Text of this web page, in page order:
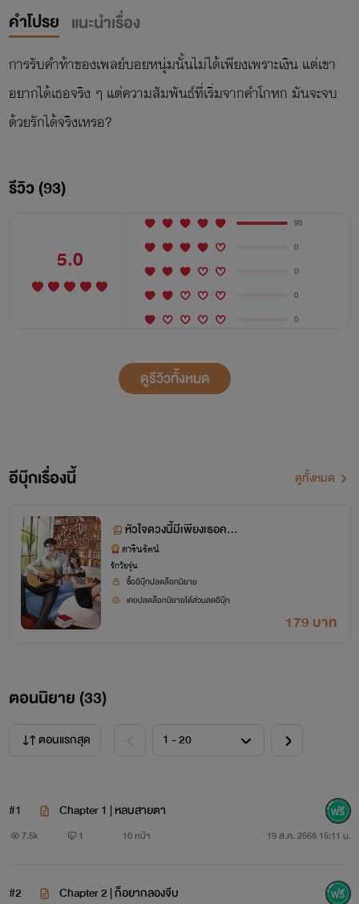
คำโปรย แนะนำเรื่อง
การรับคำท้าของเพลย์บอยหนุ่มนั้นไม่ได้เพียงเพราะเงิน แต่เขา
อยากได้เธอจริง ๆ แต่ความสัมพันธ์ที่เริ่มจากคำโกหก มันจะจบ
ด้วยรักได้จริงเหรอ?
รีวิว (93)
5.0
93
0
0
0
0
ดูรีวิวทั้งหมด
อีบุ๊กเรื่องนี้ ดูทั้งหมด
หัวใจดวงนี้มีเพียงเธอคนเ
ดียว #7Days (Fri.)
ดารินรัตน์
รักวัยรุ่น
ซื้ออีบุ๊กปลดล็อกนิยาย
เคยปลดล็อกนิยายได้ส่วนลดอีบุ๊ก
179 บาท
ตอนนิยาย (33)
ตอนแรกสุด
#1 Chapter 1 | หลบสายตา
7.5k 1 10 หน้า 19 ส.ค. 2568 15:11 น.
#2 Chapter 2 | ก็อยากลองจีบ